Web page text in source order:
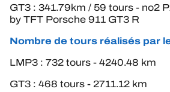
ALMS
GT3 : 341.79km / 59 tours - no2
by TFT Porsche 911 GT3 R
Nombre de tours réalisés par
LMP3 : 732 tours - 4240.48 km
GT3 : 468 tours - 2711.12 km